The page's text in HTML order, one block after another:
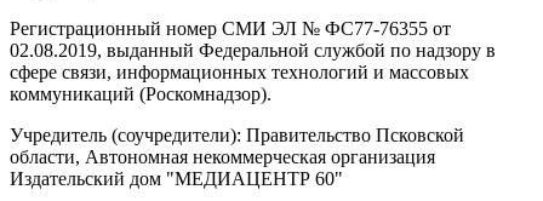
Регистрационный номер СМИ ЭЛ № ФС77-76355 от
02.08.2019, выданный Федеральной службой по надзору в
сфере связи, информационных технологий и массовых
коммуникаций (Роскомнадзор).
Учредитель (соучредители): Правительство Псковской
области, Автономная некоммерческая организация
Издательский дом "МЕДИАЦЕНТР 60"